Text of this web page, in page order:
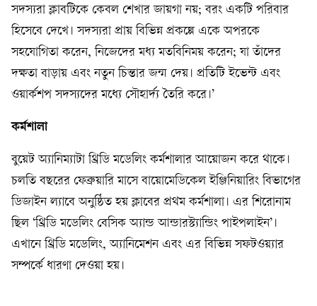
সদস্যরা ক্লাবটিকে কেবল শেখার জায়গা নয়; বরং একটি পরিবার
হিসেবে দেখে। সদস্যরা প্রায় বিভিন্ন প্রকল্পে একে অপরকে
সহযোগিতা করেন, নিজেদের মধ্য মতবিনিময় করেন; যা তাঁদের
দক্ষতা বাড়ায় এবং নতুন চিন্তার জন্ম দেয়। প্রতিটি ইভেন্ট এবং
ওয়ার্কশপ সদস্যদের মধ্যে সৌহার্দ্য তৈরি করে।’
কর্মশালা
বুয়েট অ্যানিম্যাটা থ্রিডি মডেলিং কর্মশালার আয়োজন করে থাকে।
চলতি বছরের ফেব্রুয়ারি মাসে বায়োমেডিকেল ইঞ্জিনিয়ারিং বিভাগের
ডিজাইন ল্যাবে অনুষ্ঠিত হয় ক্লাবের প্রথম কর্মশালা। এর শিরোনাম
ছিল ‘থ্রিডি মডেলিং বেসিক অ্যান্ড আন্ডারস্ট্যান্ডিং পাইপলাইন’।
এখানে থ্রিডি মডেলিং, অ্যানিমেশন এবং এর বিভিন্ন সফটওয়্যার
সম্পর্কে ধারণা দেওয়া হয়।